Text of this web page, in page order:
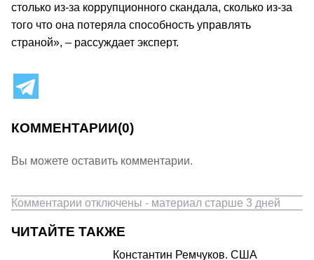
столько из-за коррупционного скандала, сколько из-за
того что она потеряла способность управлять
страной», – рассуждает эксперт.
КОММЕНТАРИИ(0)
Вы можете оставить комментарии.
Комментарии отключены - материал старше 3 дней
ЧИТАЙТЕ ТАКЖЕ
Константин Ремчуков. США